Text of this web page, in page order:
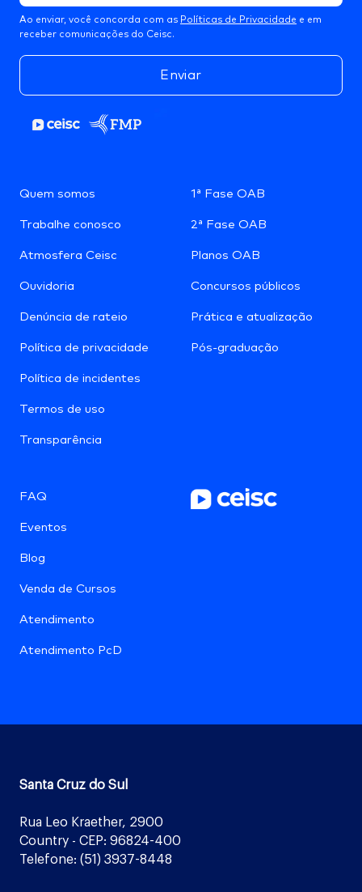
Quem somos
Trabalhe conosco
Atmosfera Ceisc
Ouvidoria
Denúncia de rateio
Política de privacidade
Política de incidentes
Termos de uso
Transparência
1ª Fase OAB
2ª Fase OAB
Planos OAB
Concursos públicos
Prática e atualização
Pós-graduação
FAQ
Eventos
Blog
Venda de Cursos
Atendimento
Atendimento PcD
Ao enviar, você concorda com as Políticas de Privacidade e em
receber comunicações do Ceisc.
Enviar
Santa Cruz do Sul
Rua Leo Kraether, 2900
Country - CEP: 96824-400
Telefone: (51) 3937-8448